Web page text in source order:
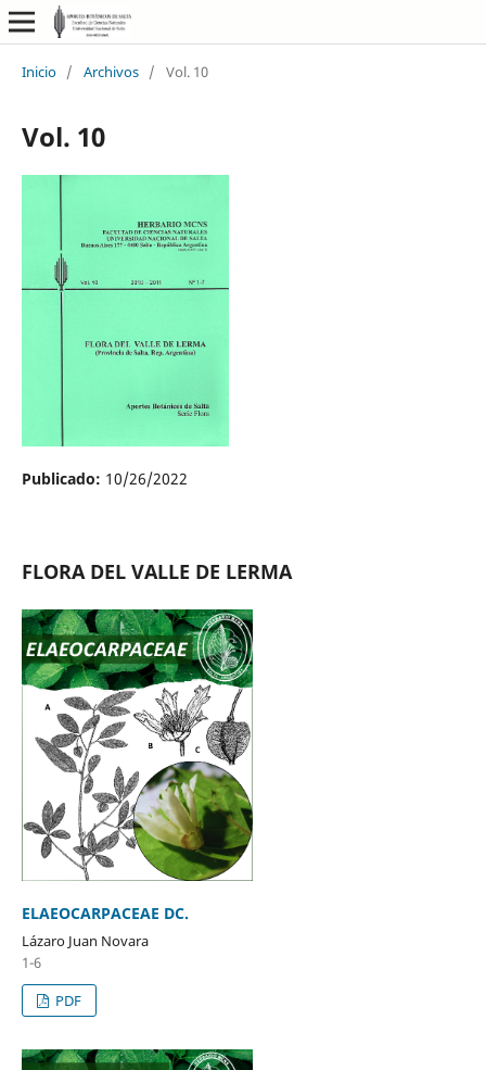
Inicio / Archivos / Vol. 10
Vol. 10
Publicado: 10/26/2022
FLORA DEL VALLE DE LERMA
ELAEOCARPACEAE DC.
Lázaro Juan Novara
1-6
PDF